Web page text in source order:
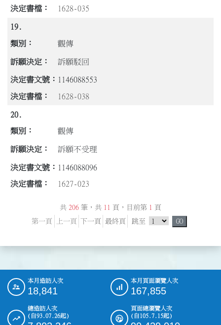
1628-035
19.
觀傳
訴願駁回
1146088553
1628-038
20.
觀傳
訴願不受理
1146088096
1627-023
共 206 筆，共 11 頁，目前第 1 頁
第一頁
上一頁 下一頁 最終頁 跳至 跳頁選單 GO
::: 本月造訪人次
18,841
本月頁面瀏覽人次
167,855
總造訪人次
(自93.07.26起)
頁面總瀏覽人次
(自105.7.15起)